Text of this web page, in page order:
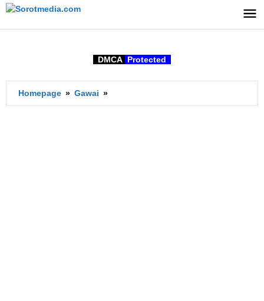
Lewati
konten
DMCA Protected
Homepage » Gawai »
Hours